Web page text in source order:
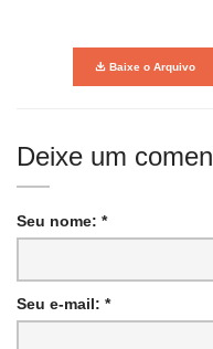
Baixe o Arquivo
Deixe um
Seu nome: *
Seu e-mail: *